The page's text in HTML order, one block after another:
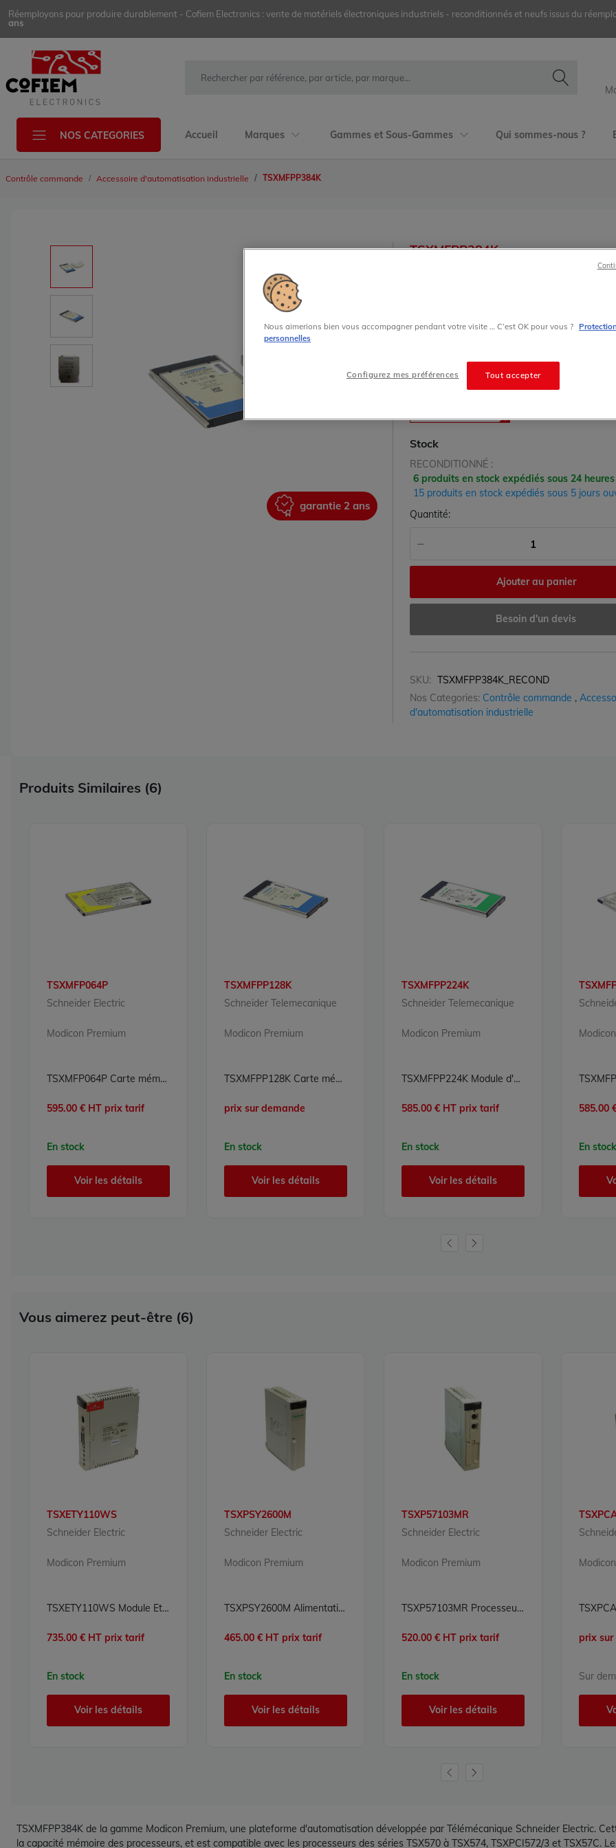
Réemployons pour produire durablement - Cofiem Electronics : vente de matériels électroniques industriels - reconditionnés et neufs issus du
ans
NOS CATEGORIES Accueil Marques Gammes et Sous-Gammes Qui sommes-nous ?
Contrôle commande Accessoire d'automatisation industrielle TSXMFPP384K
garantie 2 ans
TSXMFPP384K
Stock
RECONDITIONNÉ :
6 produits en stock expédiés sous 24
15 produits en stock expédiés sous 5 jours
Quantité:
Ajouter au panier
Besoin d'un devis
SKU: TSXMFPP384K_RECOND
Nos Categories: Contrôle commande ,
d'automatisation industrielle
Produits Similaires (6)
TSXMFP064P
Schneider Electric
Modicon Premium
TSXMFP064P Carte mémoire Flash EPROM 64 Ko Modicon Premium Schneider Electric
595.00 € HT prix tarif
En stock
Voir les détails
TSXMFPP128K
Schneider Telemecanique
Modicon Premium
TSXMFPP128K Carte mémoire Flash EPROM 128Ko Modicon Premium Schneider Telemecanique
prix sur demande
En stock
Voir les détails
TSXMFPP224K
Schneider Telemecanique
Modicon Premium
TSXMFPP224K Module d'extension de mémoire Flash EPROM 224 KB Modicon Premium Schneider Telemecanique
585.00 € HT prix tarif
En stock
Voir les détails
585.00
En stock
Vous aimerez peut-être (6)
TSXETY110WS
Schneider Electric
Modicon Premium
TSXETY110WS Module Ethernet TCP/IP Modicon Premium Schneider Electric
735.00 € HT prix tarif
En stock
Voir les détails
TSXPSY2600M
Schneider Electric
Modicon Premium
TSXPSY2600M Alimentation Modicon Premium Schneider Electric
465.00 € HT prix tarif
En stock
Voir les détails
TSXP57103MR
Schneider Electric
Modicon Premium
TSXP57103MR Processeur Modicon Premium Schneider Electric
520.00 € HT prix tarif
En stock
Voir les détails
prix
Sur
TSXMFPP384K de la gamme Modicon Premium, une plateforme d'automatisation développée par Télémécanique Schneider Electric.
la capacité mémoire des processeurs, et est compatible avec les processeurs des séries TSX570 à TSX574, TSXPCI572/3 et TSX57C.
Nous aimerions bien vous accompagner pendant votre visite … C’est OK pour vous ?
personnelles
Tout accepter
Configurez mes préférences